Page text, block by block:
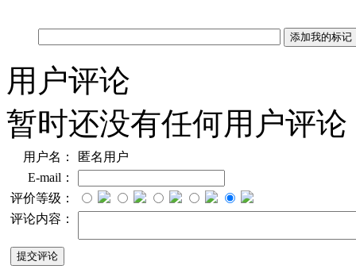
用户评论
暂时还没有任何用户评论
用户名：
匿名用户
E-mail：
评价等级：
评论内容：